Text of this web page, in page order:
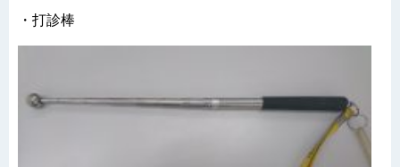
・打診棒